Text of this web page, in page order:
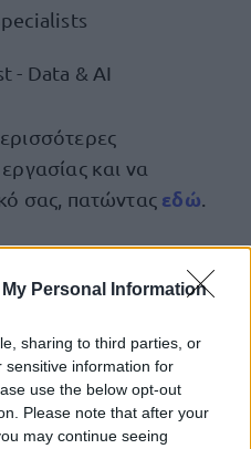
Personal Information
sharing to third parties, or
sensitive information for
use the below opt-out
Please note that after your
may continue seeing
- Data & AI
και να
σας, πατώντας εδώ
Αγγλικών σε
σας